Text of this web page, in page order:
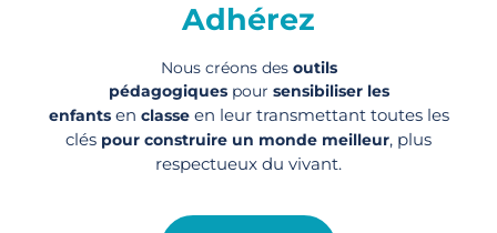
Adhérez
Nous créons des outils
pédagogiquespour sensibiliser les
enfantsen classeen leur transmettant toutes les
clés pour construire un monde meilleur, plus
respectueux du vivant.